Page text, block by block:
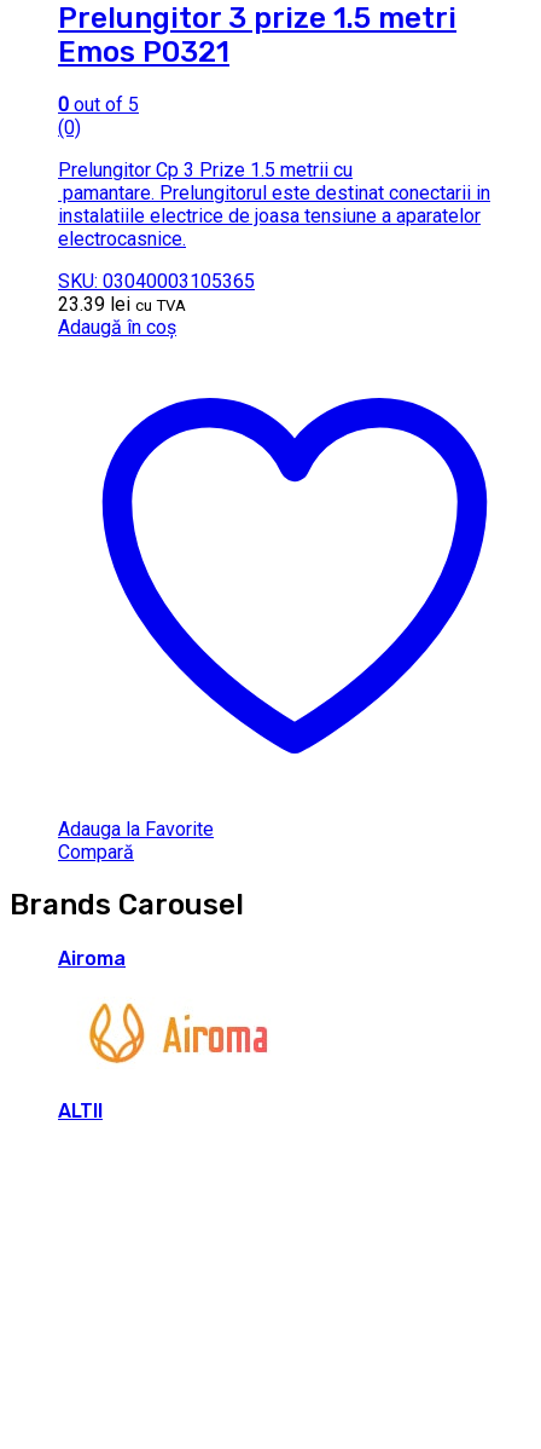
Prelungitor 3 prize 1.5 metri
Emos P0321
0 out of 5
(0)
Prelungitor Cp 3 Prize 1.5 metrii cu
pamantare. Prelungitorul este destinat conectarii in
instalatiile electrice de joasa tensiune a aparatelor
electrocasnice.
SKU: 03040003105365
23.39 lei cu TVA
Adaugă în coș
Adauga la Favorite
Compară
Brands Carousel
Airoma
ALTII